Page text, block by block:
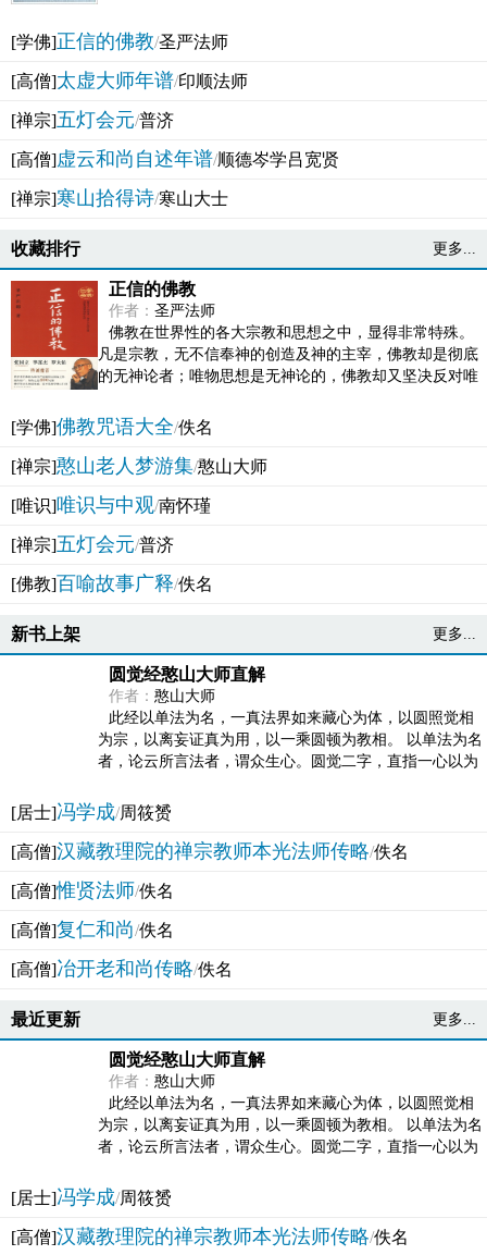
[学佛]正信的佛教/圣严法师
[高僧]太虚大师年谱/印顺法师
[禅宗]五灯会元/普济
[高僧]虚云和尚自述年谱/顺德岑学吕宽贤
[禅宗]寒山拾得诗/寒山大士
收藏排行 更多...
正信的佛教
作者： 圣严法师
佛教在世界性的各大宗教和思想之中，显得非常特殊。
凡是宗教，无不信奉神的创造及神的主宰，佛教却是彻底
的无神论者；唯物思想是无神论的，佛教却又坚决反对唯
[学佛]佛教咒语大全/佚名
[禅宗]憨山老人梦游集/憨山大师
[唯识]唯识与中观/南怀瑾
[禅宗]五灯会元/普济
[佛教]百喻故事广释/佚名
新书上架 更多...
圆觉经憨山大师直解
作者： 憨山大师
此经以单法为名，一真法界如来藏心为体，以圆照觉相
为宗，以离妄证真为用，以一乘圆顿为教相。 以单法为名
者，论云所言法者，谓众生心。圆觉二字，直指一心以为
[居士]冯学成/周筱赟
[高僧]汉藏教理院的禅宗教师本光法师传略/佚名
[高僧]惟贤法师/佚名
[高僧]复仁和尚/佚名
[高僧]冶开老和尚传略/佚名
最近更新 更多...
圆觉经憨山大师直解
作者： 憨山大师
此经以单法为名，一真法界如来藏心为体，以圆照觉相
为宗，以离妄证真为用，以一乘圆顿为教相。 以单法为名
者，论云所言法者，谓众生心。圆觉二字，直指一心以为
[居士]冯学成/周筱赟
[高僧]汉藏教理院的禅宗教师本光法师传略/佚名